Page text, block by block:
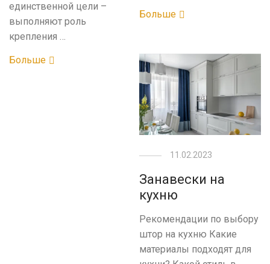
единственной цели –
выполняют роль
крепления …
Больше
Больше
11.02.2023
Занавески на
кухню
Рекомендации по выбору
штор на кухню Какие
материалы подходят для